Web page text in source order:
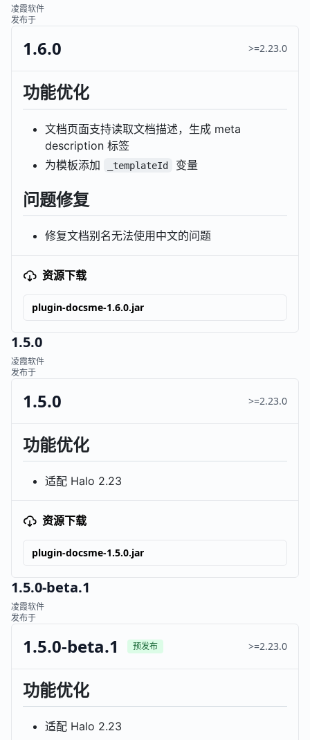
凌霞软件
发布于
1.6.0 >=2.23.0
功能优化
文档页面支持读取文档描述，生成 meta
description 标签
为模板添加
_templateId 变量
问题修复
修复文档别名无法使用中文的问题
资源下载
plugin-docsme-1.6.0.jar
1.5.0
凌霞软件
发布于
1.5.0 >=2.23.0
功能优化
适配 Halo 2.23
资源下载
plugin-docsme-1.5.0.jar
1.5.0-beta.1
凌霞软件
发布于
1.5.0-beta.1 预发布 >=2.23.0
功能优化
适配 Halo 2.23